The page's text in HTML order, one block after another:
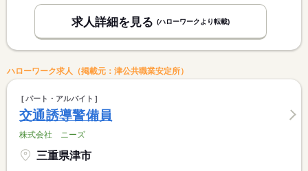
求人詳細を見る (ハローワークより転載)
ハローワーク求人（掲載元：津公共職業安定所）
パート・アルバイト
交通誘導警備員
株式会社 ニーズ
三重県津市